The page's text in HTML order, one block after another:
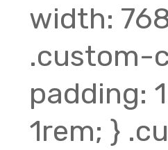
width:
.custom-
padding:
1rem; }